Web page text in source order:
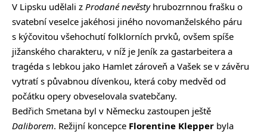
V Lipsku udělali z Prodané nevěstyhrubozrnnou frašku o
svatební veselce jakéhosi jiného novomanželského páru
s kýčovitou všehochutí folklorních prvků, ovšem spíše
jižanského charakteru, v níž je Jeník za gastarbeitera a
tragéda s lebkou jako Hamlet zároveň a Vašek se v závěru
vytratí s půvabnou dívenkou, která coby medvěd od
počátku opery obveselovala svatebčany.
Bedřich Smetana byl v Německu zastoupen ještě
Daliborem. Režijní koncepce Florentine Klepper byla